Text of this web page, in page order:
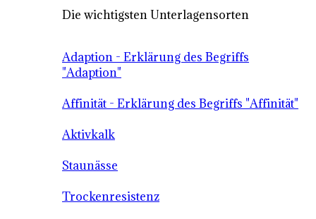
Die wichtigsten Unterlagensorten
Adaption - Erklärung des Begriffs
"Adaption"
Affinität - Erklärung des Begriffs "Affinität"
Aktivkalk
Staunässe
Trockenresistenz